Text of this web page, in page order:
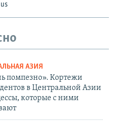
АЗИЯ
помпезно». Кортежи
в Центральной Азии
которые с ними